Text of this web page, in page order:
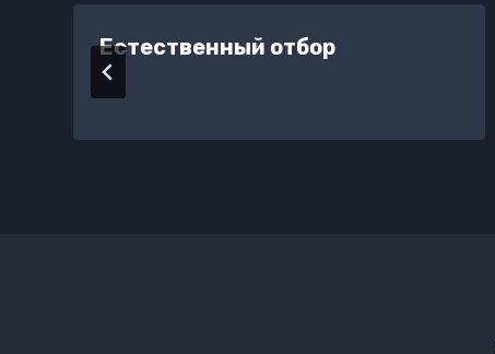
Естественный отбор